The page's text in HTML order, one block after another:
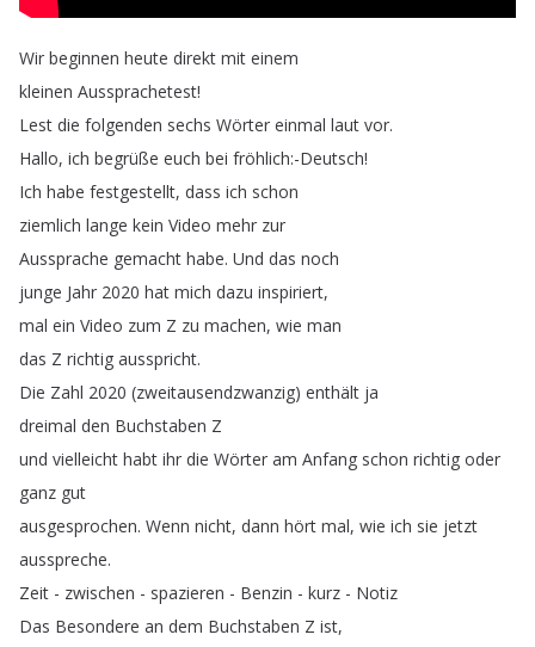
Wir beginnen heute direkt mit einem
kleinen Aussprachetest!
Lest die folgenden sechs Wörter einmal laut vor.
Hallo, ich begrüße euch bei fröhlich:-Deutsch!
Ich habe festgestellt, dass ich schon
ziemlich lange kein Video mehr zur
Aussprache gemacht habe. Und das noch
junge Jahr 2020 hat mich dazu inspiriert,
mal ein Video zum Z zu machen, wie man
das Z richtig ausspricht.
Die Zahl 2020 (zweitausendzwanzig) enthält ja
dreimal den Buchstaben Z
und vielleicht habt ihr die Wörter am Anfang schon richtig oder
ganz gut
ausgesprochen. Wenn nicht, dann hört mal, wie ich sie jetzt
ausspreche.
Zeit - zwischen - spazieren - Benzin - kurz - Notiz
Das Besondere an dem Buchstaben Z ist,